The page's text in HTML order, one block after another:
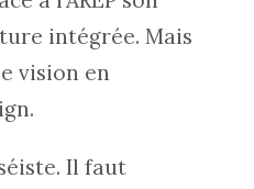
intégrée. Mais
vision en
Il faut